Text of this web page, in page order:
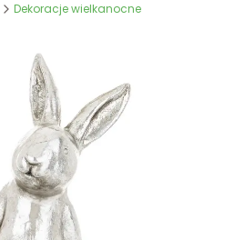
Dekoracje wielkanocne